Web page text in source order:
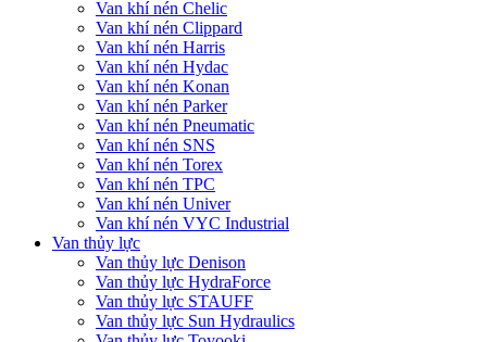
Van khí nén Chelic
Van khí nén Clippard
Van khí nén Harris
Van khí nén Hydac
Van khí nén Konan
Van khí nén Parker
Van khí nén Pneumatic
Van khí nén SNS
Van khí nén Torex
Van khí nén TPC
Van khí nén Univer
Van khí nén VYC Industrial
Van thủy lực
Van thủy lực Denison
Van thủy lực HydraForce
Van thủy lực STAUFF
Van thủy lực Sun Hydraulics